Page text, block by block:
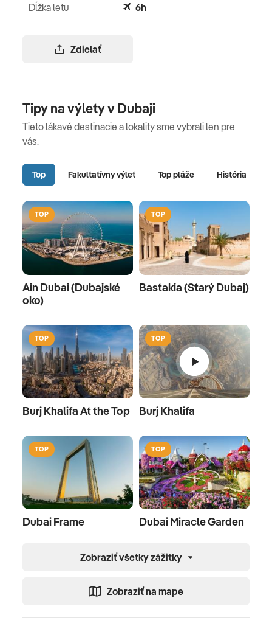
Zdielať
Dĺžka letu 6h
Tipy na výlety v Dubaji
Tieto lákavé destinacie a lokality sme vybrali len pre
vás.
Top Fakultatívny výlet Top pláže História
TOP
Ain Dubai (Dubajské
oko)
TOP
Bastakia (Starý Dubaj)
TOP
Burj Khalifa At the Top
TOP
Burj Khalifa
TOP
Dubai Frame
TOP
Dubai Miracle Garden
Zobraziť všetky zážitky
Zobraziť na mape